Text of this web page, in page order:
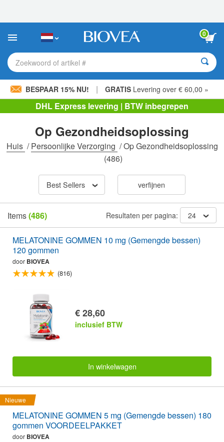
Deze
bevat
toegankelijkheidssysteem.
0
Zoekwoord of artikel #
BESPAAR 15% NU! | GRATIS Levering over € 60,00 »
DHL Express levering | BTW inbegrepen
Op Gezondheidsoplossing
Huis /Persoonlijke Verzorging /Op Gezondheidsoplossing
(486)
Best Sellers verfijnen
Items(486) Resultaten per pagina: 24
MELATONINE GOMMEN 10 mg (Gemengde bessen)
120 gommen
door BIOVEA
(816)
€ 28,60
inclusief BTW
In winkelwagen
Nieuwe
MELATONINE GOMMEN 5 mg (Gemengde bessen) 180
gommen VOORDEELPAKKET
door BIOVEA